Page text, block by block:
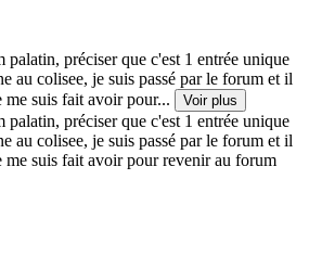
préciser que c'est 1 entrée unique
au colisee, je suis passé par le forum et il
suis fait avoir pour...
Voir plus
préciser que c'est 1 entrée unique
au colisee, je suis passé par le forum et il
suis fait avoir pour revenir au forum